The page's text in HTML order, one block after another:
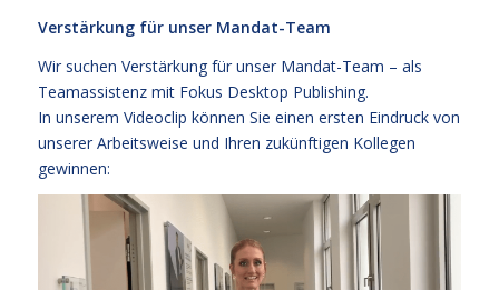
Verstärkung für unser Mandat-Team
Wir suchen Verstärkung für unser Mandat-Team – als
Teamassistenz mit Fokus Desktop Publishing.
In unserem Videoclip können Sie einen ersten Eindruck von
unserer Arbeitsweise und Ihren zukünftigen Kollegen
gewinnen: